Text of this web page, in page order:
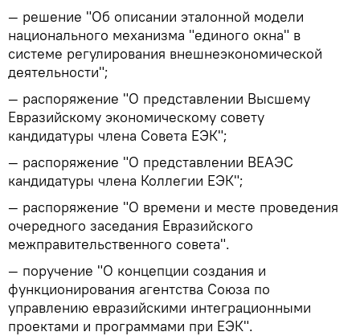
— решение "Об описании эталонной модели
национального механизма "единого окна" в
системе регулирования внешнеэкономической
деятельности";
— распоряжение "О представлении Высшему
Евразийскому экономическому совету
кандидатуры члена Совета ЕЭК";
— распоряжение "О представлении ВЕАЭС
кандидатуры члена Коллегии ЕЭК";
— распоряжение "О времени и месте проведения
очередного заседания Евразийского
межправительственного совета".
— поручение "О концепции создания и
функционирования агентства Союза по
управлению евразийскими интеграционными
проектами и программами при ЕЭК".